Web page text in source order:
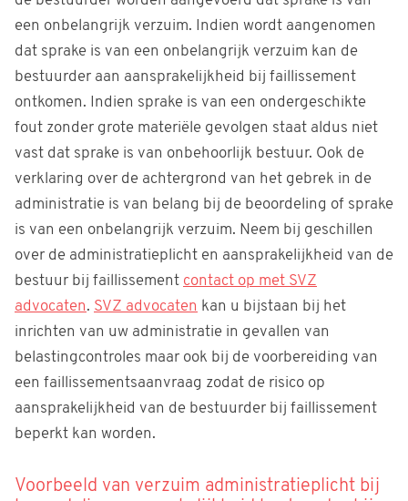
een onbelangrijk verzuim. Indien wordt aangenomen
dat sprake is van een onbelangrijk verzuim kan de
bestuurder aan aansprakelijkheid bij faillissement
ontkomen. Indien sprake is van een ondergeschikte
fout zonder grote materiële gevolgen staat aldus niet
vast dat sprake is van onbehoorlijk bestuur. Ook de
verklaring over de achtergrond van het gebrek in de
administratie is van belang bij de beoordeling of sprake
is van een onbelangrijk verzuim. Neem bij geschillen
over de administratieplicht en aansprakelijkheid van de
bestuur bij faillissement contact op met SVZ
advocaten. SVZ advocaten kan u bijstaan bij het
inrichten van uw administratie in gevallen van
belastingcontroles maar ook bij de voorbereiding van
een faillissementsaanvraag zodat de risico op
aansprakelijkheid van de bestuurder bij faillissement
beperkt kan worden.
Voorbeeld van verzuim administratieplicht bij